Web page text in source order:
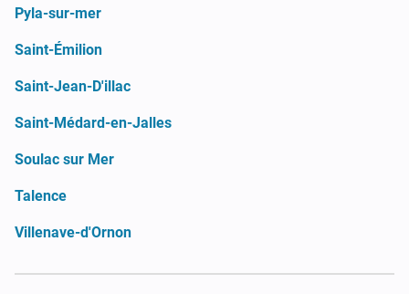
Pyla-sur-mer
Saint-Émilion
Saint-Jean-D'illac
Saint-Médard-en-Jalles
Soulac sur Mer
Talence
Villenave-d'Ornon